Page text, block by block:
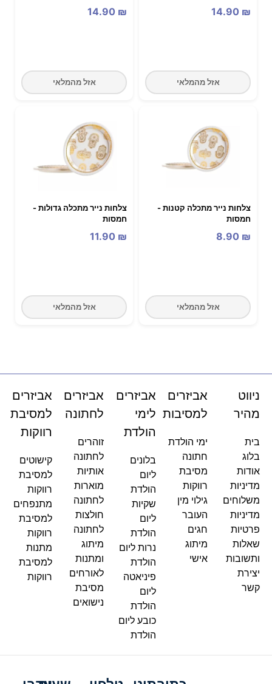
14.90 ₪
אזל מהמלאי
14.90 ₪
אזל מהמלאי
צלחות נייר מתכלה קטנות -
חמסות
8.90 ₪
אזל מהמלאי
צלחות נייר מתכלה גדולות -
חמסות
11.90 ₪
אזל מהמלאי
ניווט
מהיר
בית
בלוג
אודות
מדיניות
משלוחים
מדיניות
פרטיות
שאלות
ותשובות
יצירת
קשר
אביזרים
למסיבות
ימי הולדת
חתונה
מסיבת
רווקות
גילוי מין
העובר
חגים
מיתוג
אישי
אביזרים
לימי
הולדת
בלונים
ליום
הולדת
שקיות
ליום
הולדת
נרות ליום
הולדת
פיניאטה
ליום
הולדת
כובע ליום
הולדת
אביזרים
לחתונה
זוהרים
לחתונה
אותיות
מוארות
לחתונה
חולצות
לחתונה
מיתוג
ומתנות
לאורחים
מסיבת
נישואים
אביזרים
למסיבת
רווקות
קישוטים
למסיבת
רווקות
מתנפחים
למסיבת
רווקות
מתנות
למסיבת
רווקות